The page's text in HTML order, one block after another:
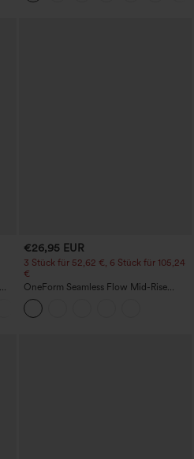
€26,95 EUR
3 Stück für 52,62 €, 6 Stück für 105,24
€
OneForm Seamless Flow Mid-Rise
Yoga-Leggings - mittelhoher Bund,
bauchformend und mit Po-Lifting-
Effekt